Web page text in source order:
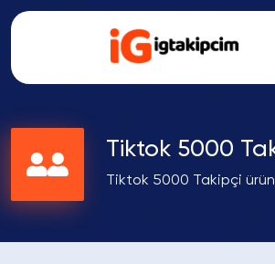
Tiktok 5000
Tiktok 5000 Takipçi